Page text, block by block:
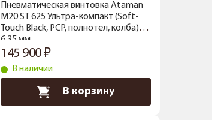
Пневматическая винтовка Ataman
M20 ST 625 Ультра-компакт (Soft-
Touch Black, PCP, полнотел, колба)
6,35 мм
145 900
В наличии
В корзину